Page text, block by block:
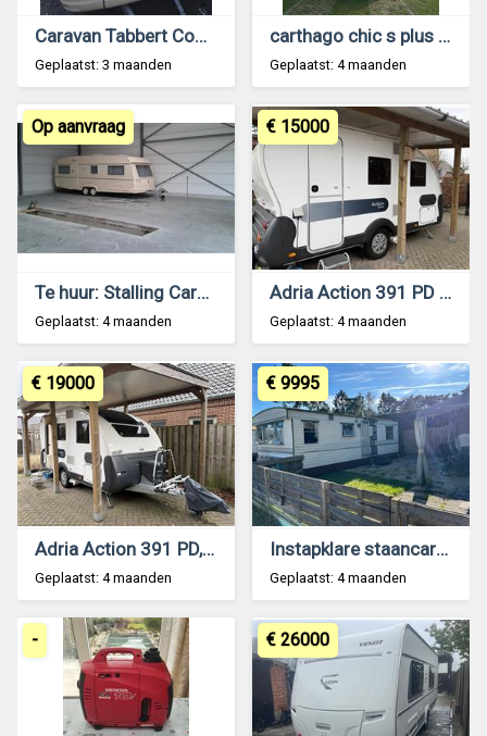
Caravan Tabbert Comtesse 450
Geplaatst: 3 maanden
carthago chic s plus II 52 S plus
Geplaatst: 4 maanden
Te huur: Stalling Caravan te Brecht
Geplaatst: 4 maanden
Op aanvraag
Adria Action 391 PD de 2020
Geplaatst: 4 maanden
€ 15000
Adria Action 391 PD, 2020, met mover & luifel
Geplaatst: 4 maanden
€ 19000
Instapklare staancaravan - staanplaats mogelijk
Geplaatst: 4 maanden
€ 9995
- € 26000